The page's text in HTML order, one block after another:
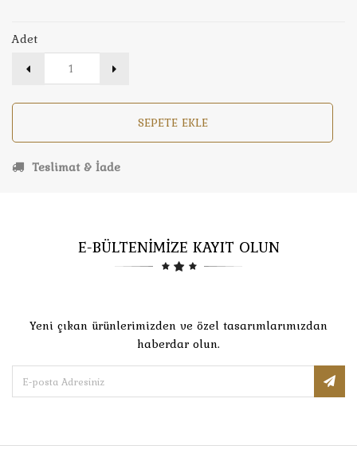
Adet
SEPETE EKLE
Teslimat & İade
E-BÜLTENİMİZE KAYIT OLUN
Yeni çıkan ürünlerimizden ve özel tasarımlarımızdan
haberdar olun.